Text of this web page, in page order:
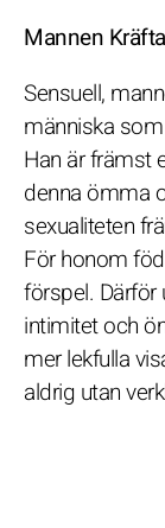
Mannen
Sensuell,
människa
Han är främst
denna ömma
sexualiteten
För honom
förspel. Därför
intimitet och
mer lekfulla
aldrig utan